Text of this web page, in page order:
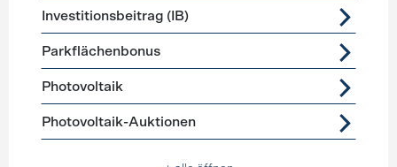
Investitionsbeitrag (IB)
Parkflächenbonus
Photovoltaik
Photovoltaik-Auktionen